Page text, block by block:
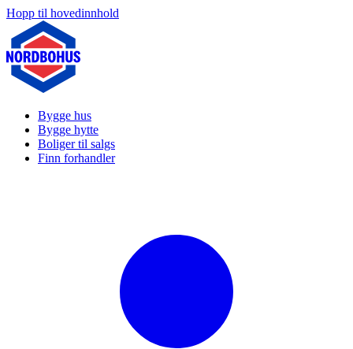
Hopp til hovedinnhold
Bygge hus
Bygge hytte
Boliger til salgs
Finn forhandler